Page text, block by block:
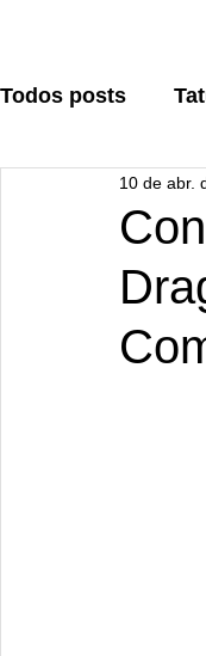
Todos posts
10 de abr.